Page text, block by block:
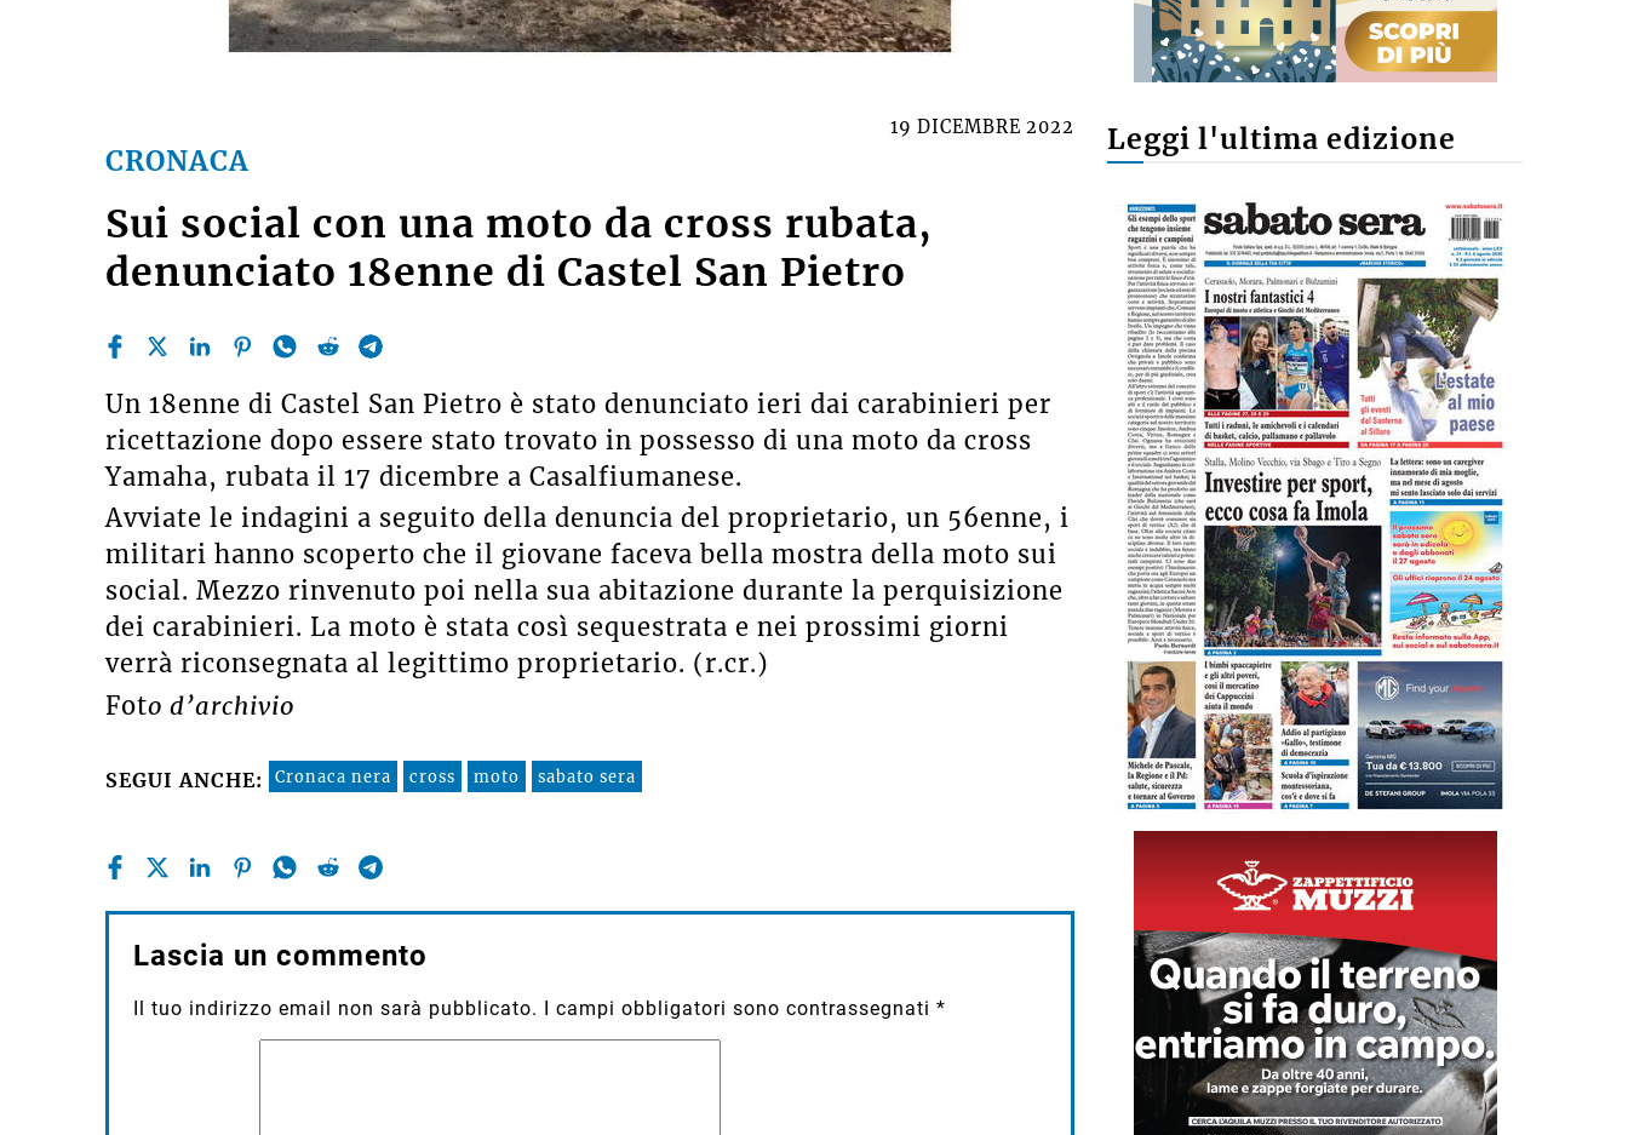
CRONACA
19 DICEMBRE 2022
Sui social con una moto da cross rubata,
denunciato 18enne di Castel San Pietro
Un 18enne di Castel San Pietro è stato denunciato ieri dai carabinieri per
ricettazione dopo essere stato trovato in possesso di una moto da cross
Yamaha, rubata il 17 dicembre a Casalfiumanese.
Avviate le indagini a seguito della denuncia del proprietario, un 56enne, i
militari hanno scoperto che il giovane faceva bella mostra della moto sui
social. Mezzo rinvenuto poi nella sua abitazione durante la perquisizione
dei carabinieri. La moto è stata così sequestrata e nei prossimi giorni
verrà riconsegnata al legittimo proprietario. (r.cr.)
Foto d’archivio
SEGUI ANCHE: Cronaca nera cross moto sabato sera
Lascia un commento
Il tuo indirizzo email non sarà pubblicato. I campi obbligatori sono contrassegnati *
Leggi l'ultima edizione